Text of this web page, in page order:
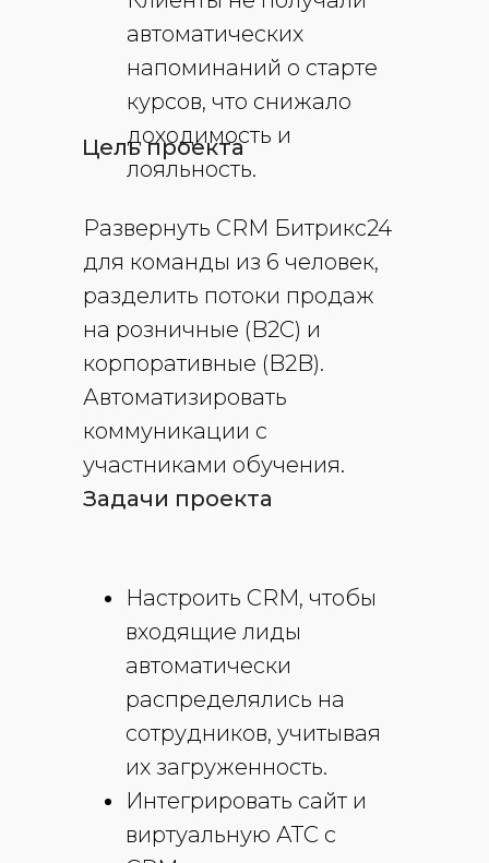
автоматических
напоминаний о старте
курсов, что снижало
доходимость и
лояльность.
Цель проекта
Развернуть CRM Битрикс24
для команды из 6 человек,
разделить потоки продаж
на розничные (B2C) и
корпоративные (B2B).
Автоматизировать
коммуникации с
участниками обучения.
Задачи проекта
Настроить CRM, чтобы
входящие лиды
автоматически
распределялись на
сотрудников, учитывая
их загруженность.
Интегрировать сайт и
виртуальную АТС с